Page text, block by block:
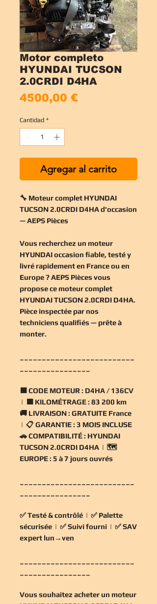
Motor completo
HYUNDAI TUCSON
2.0CRDI D4HA
4500,00 €
Cantidad *
Agregar al carrito
🔧 Moteur complet HYUNDAI
TUCSON 2.0CRDI D4HA d'occasion
— AEPS Pièces
Vous recherchez un moteur
HYUNDAI occasion fiable, testé y
livré rapidement en France ou en
Europe ? AEPS Pièces vous
propose ce moteur complet
HYUNDAI TUCSON 2.0CRDI D4HA.
Pièce inspectée par nos
techniciens qualifiés — prête à
monter.
🟧CODE MOTEUR : D4HA / 136CV
| 🟧 KILOMÉTRAGE : 83 200 km
🚚 LIVRAISON : GRATUITE France
| 📋 GARANTIE : 3 MOIS INCLUSE
🚗COMPATIBILITÉ : HYUNDAI
TUCSON 2.0CRDI D4HA | 🗺️
EUROPE : 5 à 7 jours ouvrés
✅Testé & contrôlé | ✅ Palette
sécurisée | ✅Suivi fourni | ✅SAV
expert lun→ven
Vous souhaitez acheter un moteur